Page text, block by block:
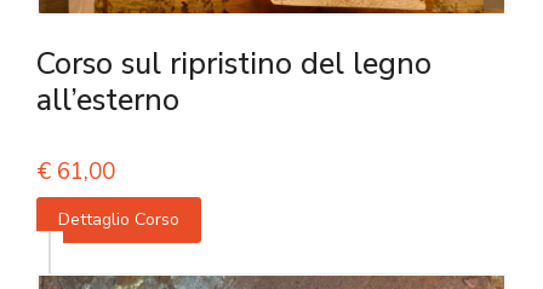
Corso sul ripristino del legno
all’esterno
€ 61,00
Dettaglio Corso